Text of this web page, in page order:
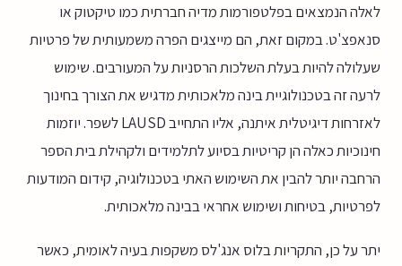
לאלה הנמצאים בפלטפורמות מדיה חברתית כמו טיקטוק או
סנאפצ'ט. במקום זאת, הם מייצגים הפרה משמעותית של פרטיות
שעלולה להיות בעלת השלכות הרסניות על המעורבים. שימוש
לרעה זה בטכנולוגיית בינה מלאכותית מדגיש את הצורך בחינוך
לאזרחות דיגיטלית איתנה, אליו התחייב LAUSD לשפר. יוזמות
חינוכיות כאלה הן קריטיות בסיוע לתלמידים ולקהילת בית הספר
הרחבה יותר להבין את השימוש האתי בטכנולוגיה, קידום המודעות
לפרטיות, בטיחות ושימוש אחראי בבינה מלאכותית.
יתר על כן, התקריות בלוס אנג'לס משקפות בעיה לאומית, כאשר